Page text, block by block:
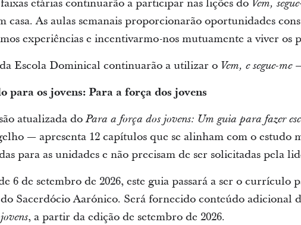
faixas etárias continuarão a participar nas lições do Vem,
casa. As aulas semanais proporcionarão oportunidades
experiências e incentivarmo-nos mutuamente a viver os
Escola Dominical continuarão a utilizar o Vem, e segue-
para os jovens: Para a força dos jovens
atualizada doPara a força dos jovens: Um guia para fazer
— apresenta 12 capítulos que se alinham com o estudo
para as unidades e não precisam de ser solicitadas pela
6 de setembro de 2026, este guia passará a ser o currículo
Sacerdócio Aarónico. Será fornecido conteúdo adicional
, a partir da edição de setembro de 2026.